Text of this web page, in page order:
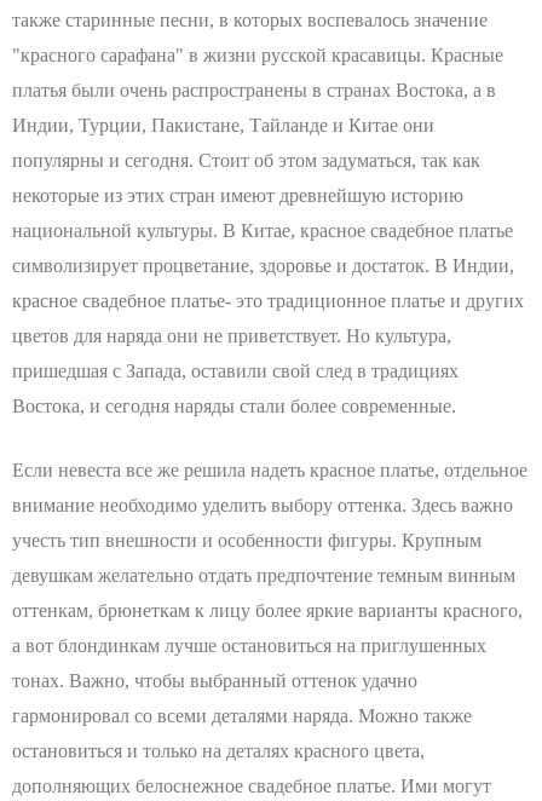
также старинные песни, в которых воспевалось значение
"красного сарафана" в жизни русской красавицы. Красные
платья были очень распространены в странах Востока, а в
Индии, Турции, Пакистане, Тайланде и Китае они
популярны и сегодня. Стоит об этом задуматься, так как
некоторые из этих стран имеют древнейшую историю
национальной культуры. В Китае, красное свадебное платье
символизирует процветание, здоровье и достаток. В Индии,
красное свадебное платье- это традиционное платье и других
цветов для наряда они не приветствует. Но культура,
пришедшая с Запада, оставили свой след в традициях
Востока, и сегодня наряды стали более современные.
Если невеста все же решила надеть красное платье, отдельное
внимание необходимо уделить выбору оттенка. Здесь важно
учесть тип внешности и особенности фигуры. Крупным
девушкам желательно отдать предпочтение темным винным
оттенкам, брюнеткам к лицу более яркие варианты красного,
а вот блондинкам лучше остановиться на приглушенных
тонах. Важно, чтобы выбранный оттенок удачно
гармонировал со всеми деталями наряда. Можно также
остановиться и только на деталях красного цвета,
дополняющих белоснежное свадебное платье. Ими могут